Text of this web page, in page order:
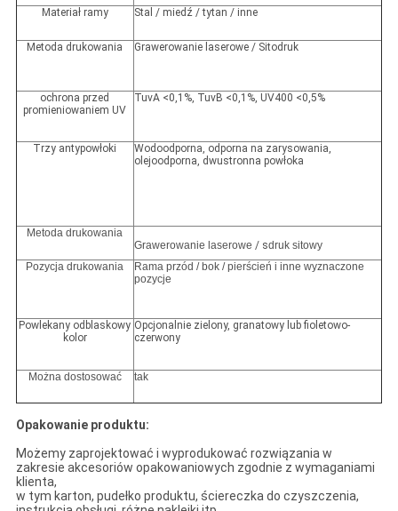
Materiał ramy Stal / miedź / tytan / inne
Metoda drukowania Grawerowanie laserowe / Sitodruk
ochrona przed
promieniowaniem UV
TuvA <0,1%, TuvB <0,1%, UV400 <0,5%
Trzy antypowłoki
Wodoodporna, odporna na zarysowania,
olejoodporna, dwustronna powłoka
Metoda drukowania
Grawerowanie laserowe / sdruk sitowy
Pozycja drukowania
Rama przód / bok / pierścień i inne wyznaczone
pozycje
Powlekany odblaskowy
kolor
Opcjonalnie zielony, granatowy lub fioletowo-
czerwony
Można dostosować tak
Opakowanie produktu:
Możemy zaprojektować i wyprodukować rozwiązania w
zakresie akcesoriów opakowaniowych zgodnie z wymaganiami
klienta,
w tym karton, pudełko produktu, ściereczka do czyszczenia,